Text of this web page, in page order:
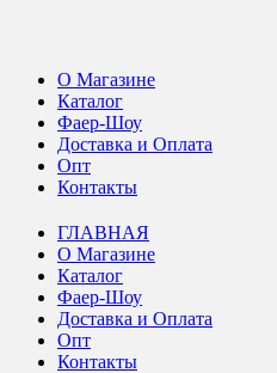
О Магазине
Каталог
Фаер-Шоу
Доставка и Оплата
Опт
Контакты
ГЛАВНАЯ
О Магазине
Каталог
Фаер-Шоу
Доставка и Оплата
Опт
Контакты